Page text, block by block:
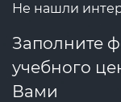
Не нашли
Заполните
учебного
Вами